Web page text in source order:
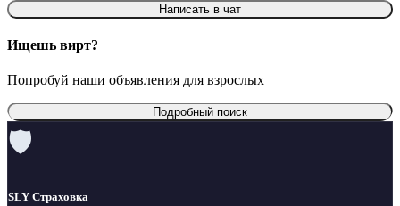
Написать в чат
Ищешь вирт?
Попробуй наши объявления для взрослых
Подробный поиск
🛡
SLY Страховка